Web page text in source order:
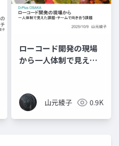
ローコード開発の現場
から一人体制で見えた
山元綾子 0.9K